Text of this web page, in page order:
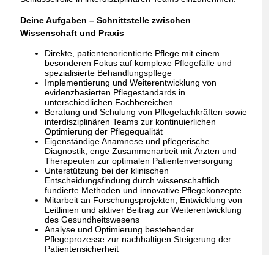
Deine Aufgaben – Schnittstelle zwischen
Wissenschaft und Praxis
Direkte, patientenorientierte Pflege mit einem
besonderen Fokus auf komplexe Pflegefälle und
spezialisierte Behandlungspflege
Implementierung und Weiterentwicklung von
evidenzbasierten Pflegestandards in
unterschiedlichen Fachbereichen
Beratung und Schulung von Pflegefachkräften sowie
interdisziplinären Teams zur kontinuierlichen
Optimierung der Pflegequalität
Eigenständige Anamnese und pflegerische
Diagnostik, enge Zusammenarbeit mit Ärzten und
Therapeuten zur optimalen Patientenversorgung
Unterstützung bei der klinischen
Entscheidungsfindung durch wissenschaftlich
fundierte Methoden und innovative Pflegekonzepte
Mitarbeit an Forschungsprojekten, Entwicklung von
Leitlinien und aktiver Beitrag zur Weiterentwicklung
des Gesundheitswesens
Analyse und Optimierung bestehender
Pflegeprozesse zur nachhaltigen Steigerung der
Patientensicherheit